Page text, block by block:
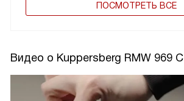
ПОCМОТРЕТЬ ВСЕ
Видео о Kuppersberg RMW 969 C